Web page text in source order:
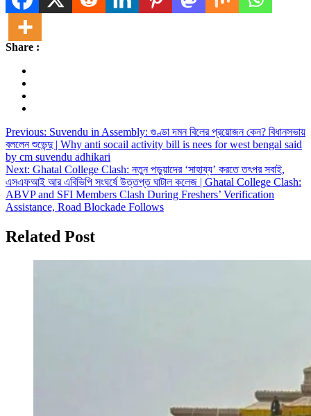
Share :
Post
navigation
Previous: Suvendu in Assembly: গুণ্ডা দমন বিলের প্রয়োজন কেন? বিধানসভায়
বললেন শুভেন্দু | Why anti socail activity bill is nees for west bengal said
by cm suvendu adhikari
Next: Ghatal College Clash: নতুন পড়ুয়াদের ‘সাহায্য’ করতে তৎপর সবাই,
এসএফআই আর এবিভিপি সংঘর্ষে উত্তপ্ত ঘাটাল কলেজ | Ghatal College Clash:
ABVP and SFI Members Clash During Freshers’ Verification
Assistance, Road Blockade Follows
Related Post